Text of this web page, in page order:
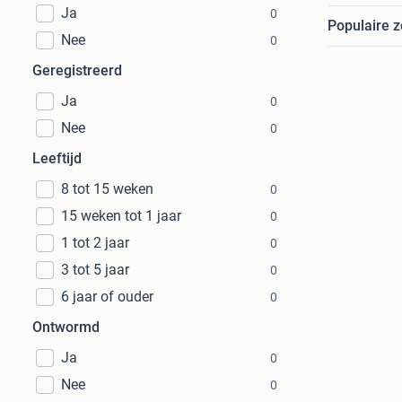
Ja
0
Nee 0
Geregistreerd
Ja
0
Nee 0
Leeftijd
8 tot 15 weken
0
15 weken tot 1 jaar 0
1 tot 2 jaar 0
3 tot 5 jaar 0
6 jaar of ouder 0
Ontwormd
Ja
0
Nee 0
Populaire